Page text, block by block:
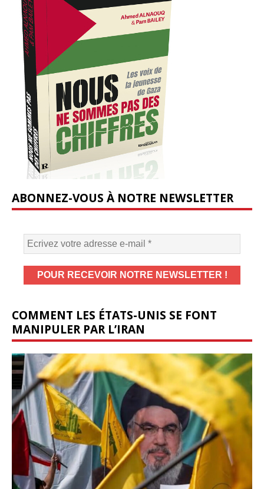
ABONNEZ-VOUS À NOTRE NEWSLETTER
COMMENT LES ÉTATS-UNIS SE FONT
MANIPULER PAR L’IRAN